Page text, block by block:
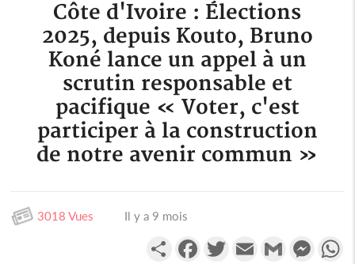
Côte d'Ivoire : Élections
2025, depuis Kouto, Bruno
Koné lance un appel à un
scrutin responsable et
pacifique « Voter, c'est
participer à la construction
de notre avenir commun »
3018 Vues Il y a 9 mois
PartagerFacebookTwitterEmail Gmail